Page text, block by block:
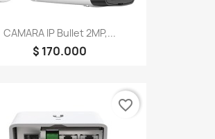
CAMARA IP Bullet 2MP,...
$ 170.000
favorite_border